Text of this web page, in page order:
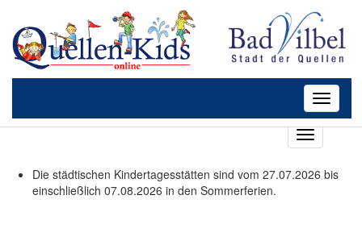
Toggle
Die städtischen Kindertagesstätten sind vom 27.07.2026 bis
einschließlich 07.08.2026 in den Sommerferien.
T
o
g